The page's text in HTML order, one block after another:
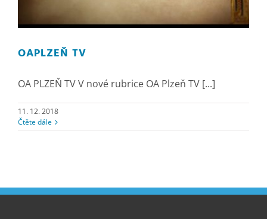
OAPLZEŇ TV
OA PLZEŇ TV V nové rubrice OA Plzeň TV [...]
11. 12. 2018
Čtěte dále